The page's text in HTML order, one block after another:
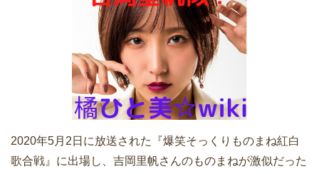
2020年5月2日に放送された『爆笑そっくりものまね紅白
歌合戦』に出場し、吉岡里帆さんのものまねが激似だった